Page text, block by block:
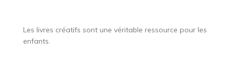
Les livres créatifs sont une véritable ressource pour les
enfants.